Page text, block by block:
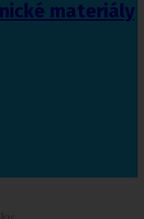
materiály